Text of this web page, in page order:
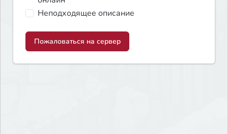
Неподходящее описание
Пожаловаться на сервер